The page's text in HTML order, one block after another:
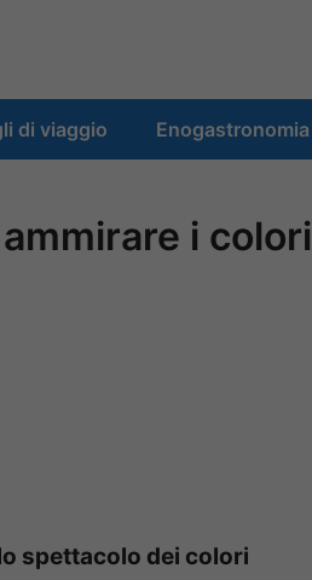
di viaggio Enogastronomia
i colori
spettacolo dei colori